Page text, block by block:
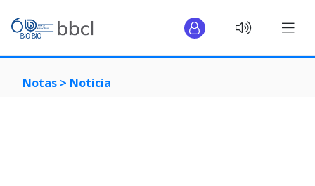
Notas > Noticia